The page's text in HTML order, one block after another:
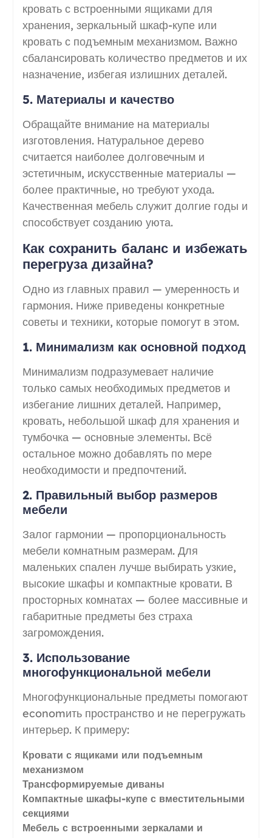
кровать с встроенными ящиками для
хранения, зеркальный шкаф-купе или
кровать с подъемным механизмом. Важно
сбалансировать количество предметов и их
назначение, избегая излишних деталей.
5. Материалы и качество
Обращайте внимание на материалы
изготовления. Натуральное дерево
считается наиболее долговечным и
эстетичным, искусственные материалы —
более практичные, но требуют ухода.
Качественная мебель служит долгие годы и
способствует созданию уюта.
Как сохранить баланс и избежать
перегруза дизайна?
Одно из главных правил — умеренность и
гармония. Ниже приведены конкретные
советы и техники, которые помогут в этом.
1. Минимализм как основной подход
Минимализм подразумевает наличие
только самых необходимых предметов и
избегание лишних деталей. Например,
кровать, небольшой шкаф для хранения и
тумбочка — основные элементы. Всё
остальное можно добавлять по мере
необходимости и предпочтений.
2. Правильный выбор размеров
мебели
Залог гармонии — пропорциональность
мебели комнатным размерам. Для
маленьких спален лучше выбирать узкие,
высокие шкафы и компактные кровати. В
просторных комнатах — более массивные и
габаритные предметы без страха
загромождения.
3. Использование
многофункциональной мебели
Многофункциональные предметы помогают
economить пространство и не перегружать
интерьер. К примеру:
Кровати с ящиками или подъемным
механизмом
Трансформируемые диваны
Компактные шкафы-купе с вместительными
секциями
Мебель с встроенными зеркалами и